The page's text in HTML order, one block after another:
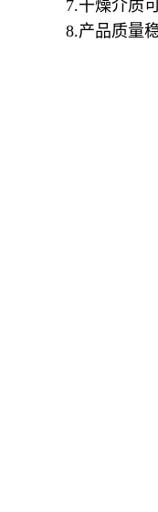
7.干燥介质
8.产品质量稳